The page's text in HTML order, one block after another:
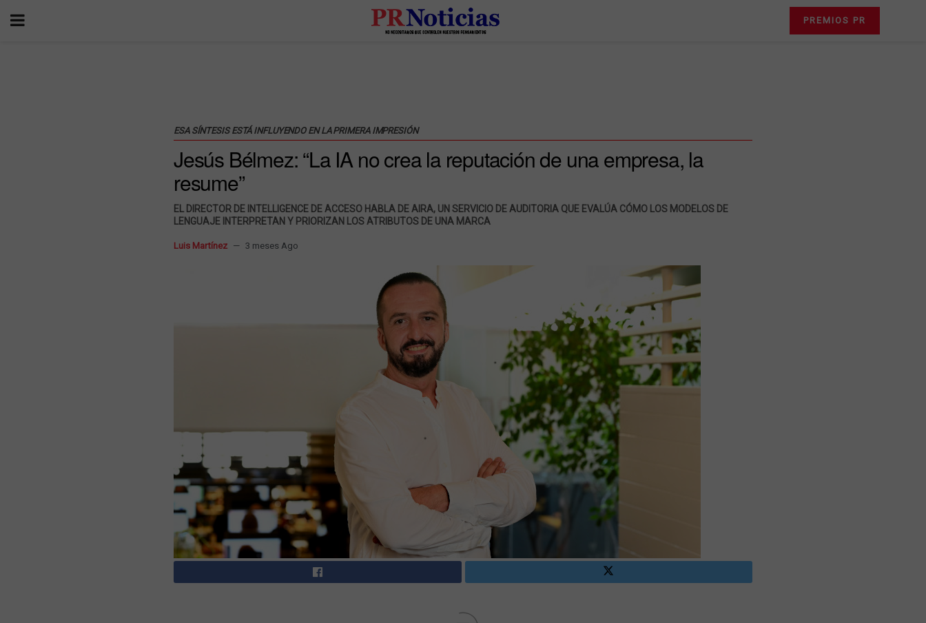
PREMIOS PR
ESA SÍNTESIS ESTÁ INFLUYENDO EN LA PRIMERA IMPRESIÓN
Jesús Bélmez: “La IA no crea la reputación de una empresa, la
resume”
EL DIRECTOR DE INTELLIGENCE DE ACCESO HABLA DE AIRA, UN SERVICIO DE AUDITORIA QUE EVALÚA CÓMO LOS MODELOS DE
LENGUAJE INTERPRETAN Y PRIORIZAN LOS ATRIBUTOS DE UNA MARCA
Luis Martínez 3 meses Ago